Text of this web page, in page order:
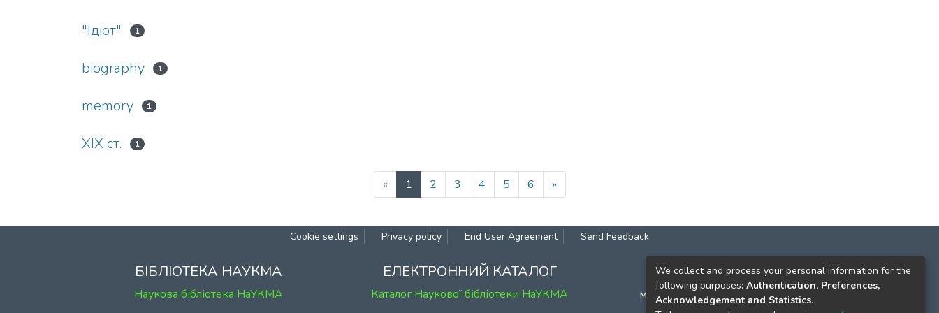
"Ідіот"
1
biography 1
memory 1
XIX ст. 1
« 1(current)
2 3 4 5 6 »
Cookie settings Privacy policy End User Agreement Send Feedback
БІБЛІОТЕКА НАУКМА
Наукова бібліотека НаУКМА
ЕЛЕКТРОННИЙ КАТАЛОГ
Каталог Наукової бібліотеки НаУКМА
КОНТАКТИ
м. Київ, вул. Григорія Сковороди, 2
We collect and process your personal information for the
following purposes: Authentication, Preferences,
Acknowledgement and Statistics.